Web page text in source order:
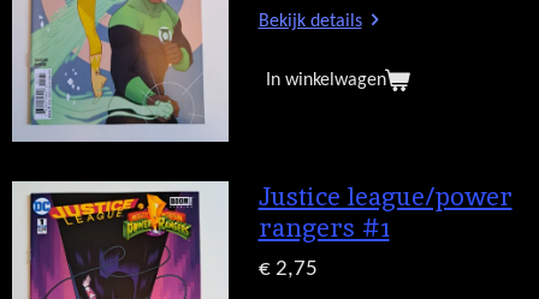
Bekijk details
In winkelwagen
Justice league/power
rangers #1
€ 2,75